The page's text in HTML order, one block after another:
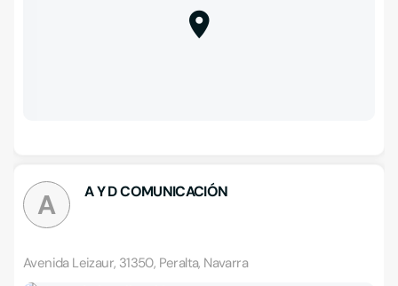
A A Y D COMUNICACIÓN
Avenida Leizaur, 31350, Peralta, Navarra